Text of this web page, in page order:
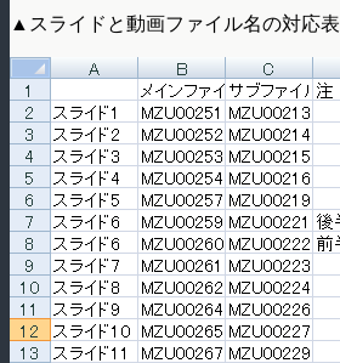
▲スライドと動画ファイル名の対応表